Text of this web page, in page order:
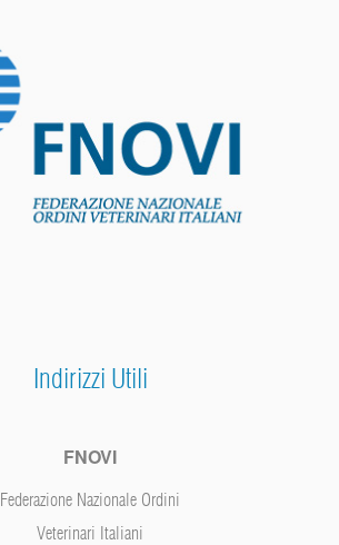
Indirizzi Utili
FNOVI
Federazione Nazionale Ordini
Veterinari Italiani